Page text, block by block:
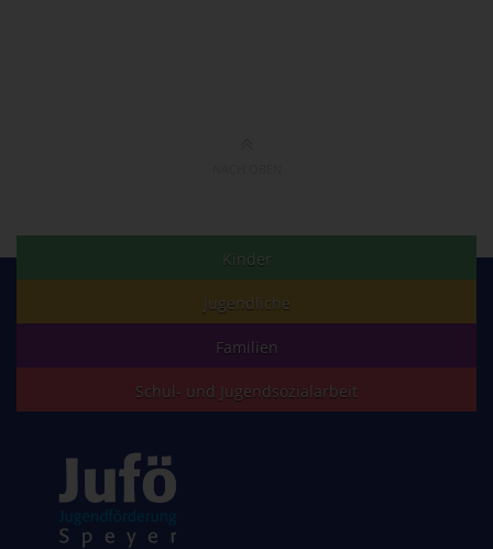
Kinder
Jugendliche
Familien
Schul- und Jugendsozialarbeit